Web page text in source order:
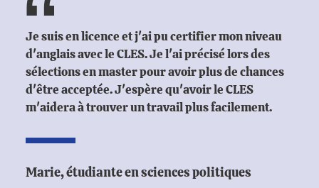
Je suis en licence et j'ai pu certifier mon niveau
d'anglais avec le CLES. Je l'ai précisé lors des
sélections en master pour avoir plus de chances
d'être acceptée. J'espère qu'avoir le CLES
m'aidera à trouver un travail plus facilement.
Marie, étudiante en sciences politiques